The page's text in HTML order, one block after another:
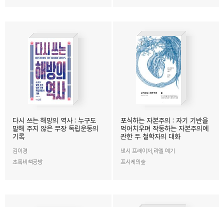
다시 쓰는 해방의 역사 : 누구도
말해 주지 않은 무장 독립운동의
기록
김이경
초록비책공방
포식하는 자본주의 : 자기 기반을
먹어치우며 작동하는 자본주의에
관한 두 철학자의 대화
낸시 프레이저,라엘 예기
프시케의숲